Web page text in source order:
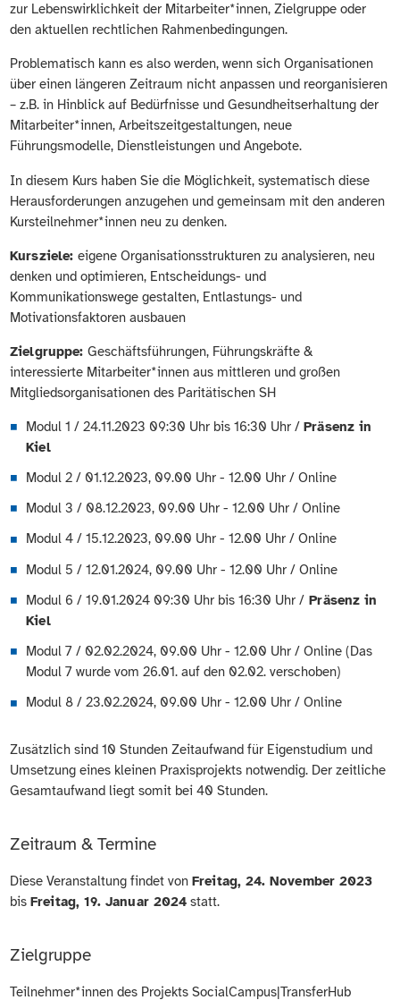
zur Lebenswirklichkeit der Mitarbeiter*innen, Zielgruppe oder
den aktuellen rechtlichen Rahmenbedingungen.
Problematisch kann es also werden, wenn sich Organisationen
über einen längeren Zeitraum nicht anpassen und reorganisieren
– z.B. in Hinblick auf Bedürfnisse und Gesundheitserhaltung der
Mitarbeiter*innen, Arbeitszeitgestaltungen, neue
Führungsmodelle, Dienstleistungen und Angebote.
In diesem Kurs haben Sie die Möglichkeit, systematisch diese
Herausforderungen anzugehen und gemeinsam mit den anderen
Kursteilnehmer*innen neu zu denken.
Kursziele:eigene Organisationsstrukturen zu analysieren, neu
denken und optimieren, Entscheidungs- und
Kommunikationswege gestalten, Entlastungs- und
Motivationsfaktoren ausbauen
Zielgruppe:Geschäftsführungen, Führungskräfte &
interessierte Mitarbeiter*innen aus mittleren und großen
Mitgliedsorganisationen des Paritätischen SH
Modul 1 / 24.11.2023 09:30 Uhr bis 16:30 Uhr /Präsenz in
Kiel
Modul 2 / 01.12.2023, 09.00 Uhr - 12.00 Uhr / Online
Modul 3 / 08.12.2023, 09.00 Uhr - 12.00 Uhr / Online
Modul 4 / 15.12.2023, 09.00 Uhr - 12.00 Uhr / Online
Modul 5 / 12.01.2024, 09.00 Uhr - 12.00 Uhr / Online
Modul 6 / 19.01.2024 09:30 Uhr bis 16:30 Uhr / Präsenz in
Kiel
Modul 7 / 02.02.2024, 09.00 Uhr - 12.00 Uhr / Online (Das
Modul 7 wurde vom 26.01. auf den 02.02. verschoben)
Modul 8 / 23.02.2024, 09.00 Uhr - 12.00 Uhr / Online
Zusätzlich sind 10 Stunden Zeitaufwand für Eigenstudium und
Umsetzung eines kleinen Praxisprojekts notwendig. Der zeitliche
Gesamtaufwand liegt somit bei 40 Stunden.
Zeitraum & Termine
Diese Veranstaltung findet vonFreitag, 24. November 2023
bisFreitag, 19. Januar 2024 statt.
Zielgruppe
Teilnehmer*innen des Projekts SocialCampus|TransferHub